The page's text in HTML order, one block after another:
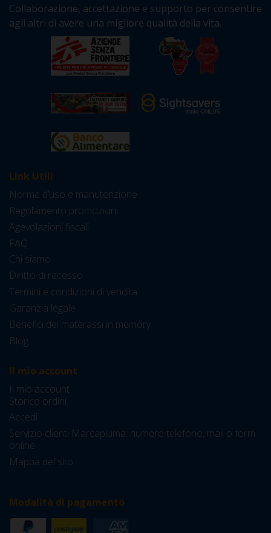
Collaborazione, accettazione e supporto per consentire
agli altri di avere una migliore qualità della vita.
Link Utili
Norme d’uso e manutenzione
Regolamento promozioni
Agevolazioni fiscali
FAQ
Chi siamo
Diritto di recesso
Termini e condizioni di vendita
Garanzia legale
Benefici dei materassi in memory
Blog
Il mio account
Il mio account
Storico ordini
Accedi
Servizio clienti Marcapiuma: numero telefono, mail o form
online
Mappa del sito
Modalità di pagamento